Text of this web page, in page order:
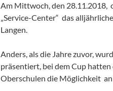
Am Mittwoch, den 28.11.2018,
„Service-Center“ das
Langen.
Anders, als die Jahre zuvor,
präsentiert, bei dem Cup hatten
Oberschulen die Möglichkeit